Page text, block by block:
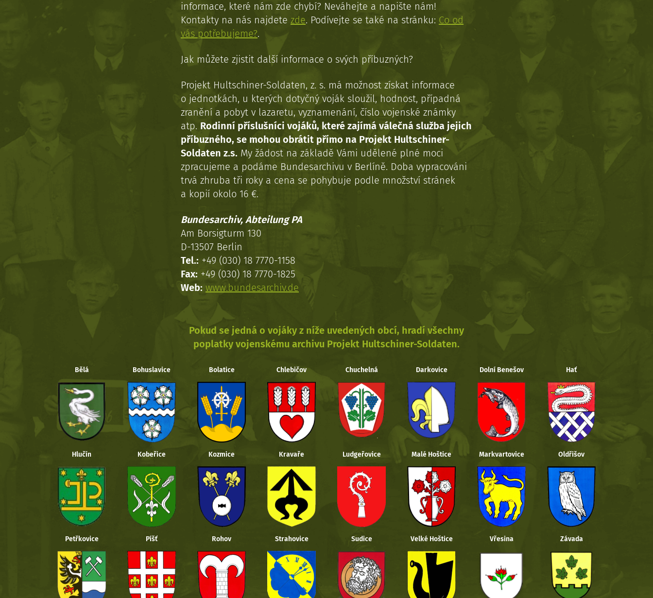
informace, které nám zde chybí? Neváhejte a napište nám!
Kontakty na nás najdete zde. Podívejte se také na stránku: Co od
vás potřebujeme?.
Jak můžete zjistit další informace o svých příbuzných?
Projekt Hultschiner-Soldaten, z. s. má možnost získat informace
o jednotkách, u kterých dotyčný voják sloužil, hodnost, případná
zranění a pobyt v lazaretu, vyznamenání, číslo vojenské známky
atp. Rodinní příslušníci vojáků, které zajímá válečná služba jejich
příbuzného, se mohou obrátit přímo na Projekt Hultschiner-
Soldaten z.s. My žádost na základě Vámi udělené plné moci
zpracujeme a podáme Bundesarchivu v Berlíně. Doba vypracováni
trvá zhruba tři roky a cena se pohybuje podle množství stránek
a kopií okolo 16 €.
Bundesarchiv, Abteilung PA
Am Borsigturm 130
D-13507 Berlin
Tel.: +49 (030) 18 7770-1158
Fax: +49 (030) 18 7770-1825
Web: www.bundesarchiv.de
Pokud se jedná o vojáky z níže uvedených obcí, hradí všechny
poplatky vojenskému archivu Projekt Hultschiner-Soldaten.
Bělá Bohuslavice Bolatice Chlebičov Chuchelná Darkovice Dolní Benešov Hať
Hlučín Kobeřice Kozmice Kravaře Ludgeřovice Malé Hoštice Markvartovice Oldřišov
Petřkovice Píšť Rohov Strahovice Sudice Velké Hoštice Vřesina Závada